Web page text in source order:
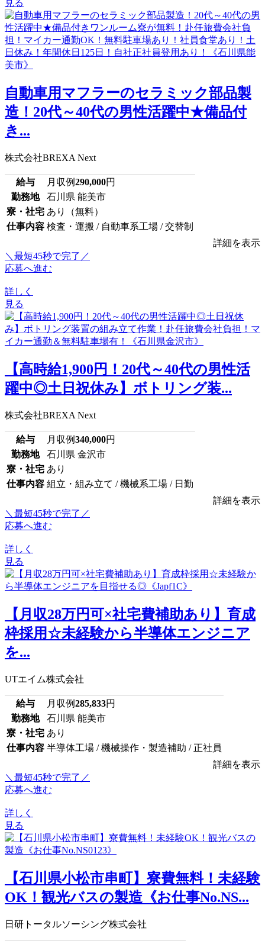
見る
自動車用マフラーのセラミック部品製
造！20代～40代の男性活躍中★備品付
き...
株式会社BREXA Next
給与 月収例290,000円
勤務地
石川県 能美市
寮・社宅 あり（無料）
仕事内容 検査・運搬 / 自動車系工場 / 交替制
詳細を表示
＼最短45秒で完了／
応募へ進む
詳しく
見る
【高時給1,900円！20代～40代の男性活
躍中◎土日祝休み】ボトリング装...
株式会社BREXA Next
給与 月収例340,000円
勤務地
石川県 金沢市
寮・社宅 あり
仕事内容 組立・組み立て / 機械系工場 / 日勤
詳細を表示
＼最短45秒で完了／
応募へ進む
詳しく
見る
【月収28万円可×社宅費補助あり】育成
枠採用☆未経験から半導体エンジニア
を...
UTエイム株式会社
給与 月収例285,833円
勤務地
石川県 能美市
寮・社宅 あり
仕事内容 半導体工場 / 機械操作・製造補助 / 正社員
詳細を表示
＼最短45秒で完了／
応募へ進む
詳しく
見る
【石川県小松市串町】寮費無料！未経験
OK！観光バスの製造《お仕事No.NS...
日研トータルソーシング株式会社